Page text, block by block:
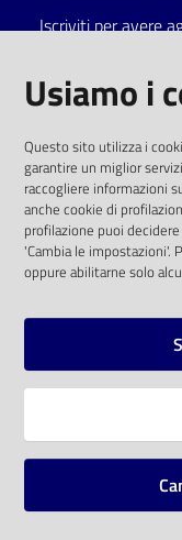
Catalogo
on line
Eventi
Chiedi al
bibliotecario
Iscriviti per avere
solo alle
comunitaria 2003/
SOCIAL
Vai alla pagina
Mappa del sito
Usiamo i
Questo sito utilizza i
garantire un miglior
raccogliere informazioni
anche cookie di
profilazione puoi
'Cambia le impostazioni'.
oppure abilitarne solo